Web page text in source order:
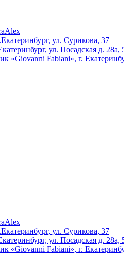
ул. Сурикова, 37
ул. Посадская д.
«Giovanni Fabiani», г.
ул. Сурикова, 37
ул. Посадская д.
«Giovanni Fabiani», г.